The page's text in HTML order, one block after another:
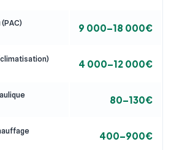
9 000–18 000€
4 000–12 000€
80–130€
400–900€